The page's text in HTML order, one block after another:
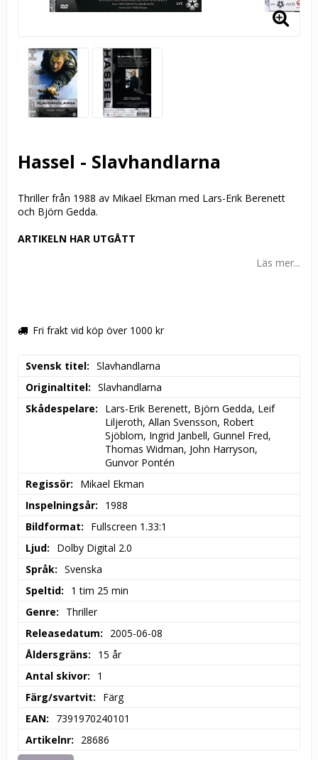
Hassel - Slavhandlarna
Thriller från 1988 av Mikael Ekman med Lars-Erik Berenett
och Björn Gedda.
ARTIKELN HAR UTGÅTT
Läs mer...
Fri frakt vid köp över 1000 kr
Svensk titel
Slavhandlarna
Originaltitel
Slavhandlarna
Skådespelare
Lars-Erik Berenett, Björn Gedda, Leif
Liljeroth, Allan Svensson, Robert
Sjöblom, Ingrid Janbell, Gunnel Fred,
Thomas Widman, John Harryson,
Gunvor Pontén
Regissör
Mikael Ekman
Inspelningsår
1988
Bildformat
Fullscreen 1.33:1
Ljud
Dolby Digital 2.0
Språk
Svenska
Speltid
1 tim 25 min
Genre
Thriller
Releasedatum
2005-06-08
Åldersgräns
15 år
Antal skivor
1
Färg/svartvit
Färg
EAN
7391970240101
Artikelnr
28686